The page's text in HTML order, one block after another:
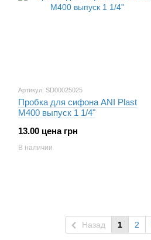
Артикул: SD00025025
Пробка для сифона ANI Plast
М400 выпуск 1 1/4"
13.00 цена грн
В наличии
Назад 1 2